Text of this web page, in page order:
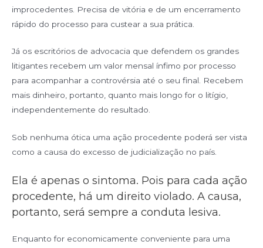
improcedentes. Precisa de vitória e de um encerramento
rápido do processo para custear a sua prática.
Já os escritórios de advocacia que defendem os grandes
litigantes recebem um valor mensal ínfimo por processo
para acompanhar a controvérsia até o seu final. Recebem
mais dinheiro, portanto, quanto mais longo for o litígio,
independentemente do resultado.
Sob nenhuma ótica uma ação procedente poderá ser vista
como a causa do excesso de judicialização no país.
Ela é apenas o sintoma. Pois para cada ação
procedente, há um direito violado. A causa,
portanto, será sempre a conduta lesiva.
Enquanto for economicamente conveniente para uma